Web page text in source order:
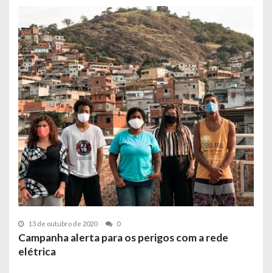
13 de outubro de 2020 0
Campanha alerta para os perigos com a rede
elétrica